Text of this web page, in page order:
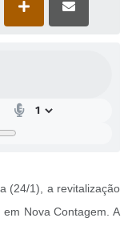
(24/1), a revitalização
Nova Contagem. A